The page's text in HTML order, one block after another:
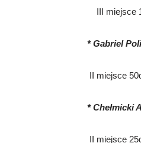
III miejsce
* Gabriel
II miejsce
* Chełmicki
II miejsce